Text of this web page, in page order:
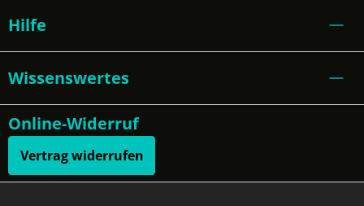
Hilfe
Wissenswertes
Online-Widerruf
Vertrag widerrufen